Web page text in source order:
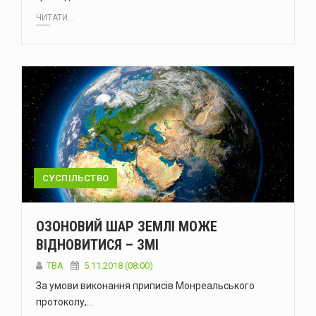
ЧИТАТИ...
СУСПІЛЬСТВО
ОЗОНОВИЙ ШАР ЗЕМЛІ МОЖЕ
ВІДНОВИТИСЯ – ЗМІ
TBA 5.11.2018 (08:00)
За умови виконання приписів Монреальського
протоколу,…